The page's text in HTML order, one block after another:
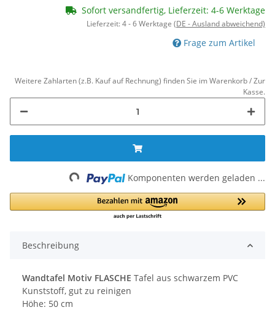
Sofort versandfertig, Lieferzeit: 4-6 Werktage
Lieferzeit:4 - 6 Werktage (DE - Ausland abweichend)
Frage zum Artikel
Weitere Zahlarten (z.B. Kauf auf Rechnung) finden Sie im Warenkorb / Zur
Kasse.
Loading... Komponenten werden geladen ...
Beschreibung
Wandtafel Motiv FLASCHE Tafel aus schwarzem PVC
Kunststoff, gut zu reinigen
Höhe: 50 cm